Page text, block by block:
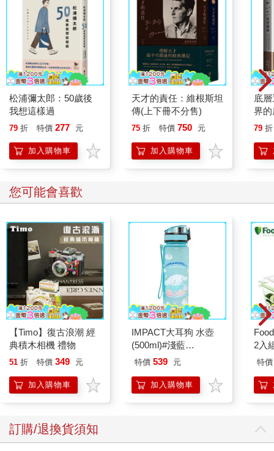
松浦彌太郎：50歲後
我想這樣過
79 折 特價 277 元
加入購物車
天才的責任：維根斯坦
傳(上下冊不分售)
75 折 特價 750 元
加入購物車
底
界
79 折
您可能會喜歡
【Timo】復古浪潮 經
典積木相機 禮物
51 折 特價 349 元
加入購物車
IMPACT大耳狗 水壺
(500ml)#淺藍
IMCMB01LB
特價 539 元
加入購物車
2入
特價
訂購/退換貨須知